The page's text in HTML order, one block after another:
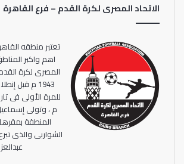
رجل واحد من أجل الوصول لاعلي معدلات
البدنية لتحقيق نتائج مبهرة في الاولمبياد
انجاز جديد يليق بسمعة وتاريخ الكرة المصرية.
الاتحاد المصرى لكرة القدم – فرع القاهرة
تعتبر منطقه
اهم واكبر
المصرى لكرة
1943 م قبل
م ، وتولى
الشواربى والذى